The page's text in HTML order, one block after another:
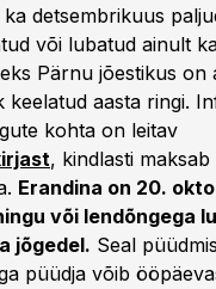
detsembrikuus
või lubatud ainult
Pärnu jõestikus on
keelatud aasta ringi.
kohta on leitav
, kindlasti
Erandina on 20.
või lendõngega
jõgedel. Seal
püüdja võib